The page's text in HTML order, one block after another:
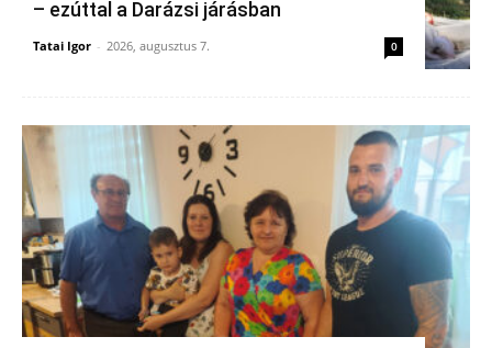
– ezúttal a Darázsi járásban
Tatai Igor - 2026, augusztus 7. 0